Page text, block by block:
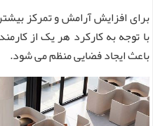
برای افزایش آرامش و تمرکز
با توجه به کارکرد هر یک از
باعث ایجاد فضایی منظم می شود.